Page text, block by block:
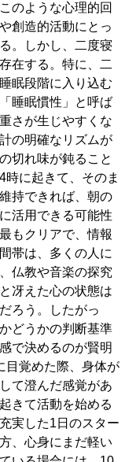
のような心理的回
創造的活動にとっ
。しかし、二度寝
在する。特に、二
眠段階に入り込む
睡眠慣性」と呼ば
さが生じやすくな
の明確なリズムが
切れ味が鈍ること
時に起きて、そのま
持できれば、朝の
活用できる可能性
もクリアで、情報
帯は、多くの人に
仏教や音楽の探究
冴えた心の状態は
ろう。したがっ
どうかの判断基準
で決めるのが賢明
目覚めた際、身体が
て澄んだ感覚があ
きて活動を始める
実した1日のスター
、心身にまだ軽い